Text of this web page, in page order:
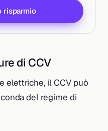
risparmio
di CCV
elettriche, il CCV può
del regime di